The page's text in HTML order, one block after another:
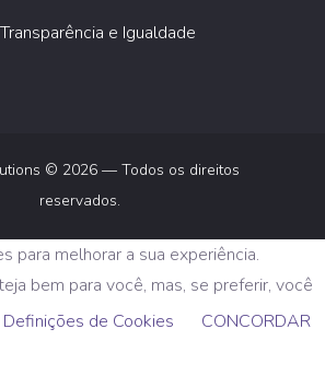
e Igualdade
© 2026 — Todos os direitos
reservados.
para melhorar a sua experiência.
bem para você, mas, se preferir, você
Definições de Cookies CONCORDAR